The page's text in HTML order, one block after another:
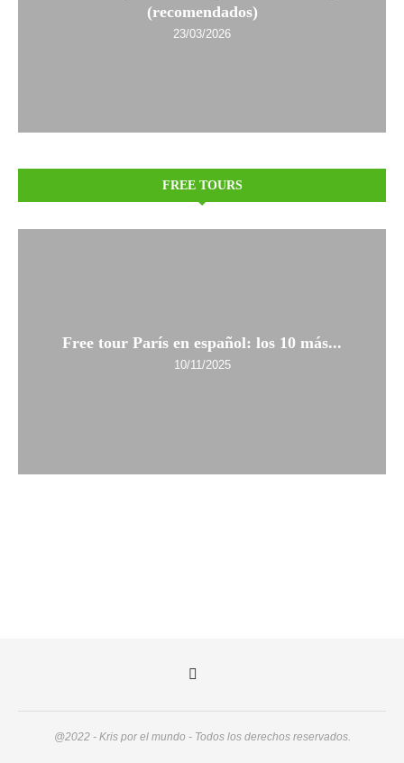
(recomendados)
23/03/2026
FREE TOURS
Free tour París en español: los 10 más...
10/11/2025
@2022 - Kris por el mundo - Todos los derechos reservados.